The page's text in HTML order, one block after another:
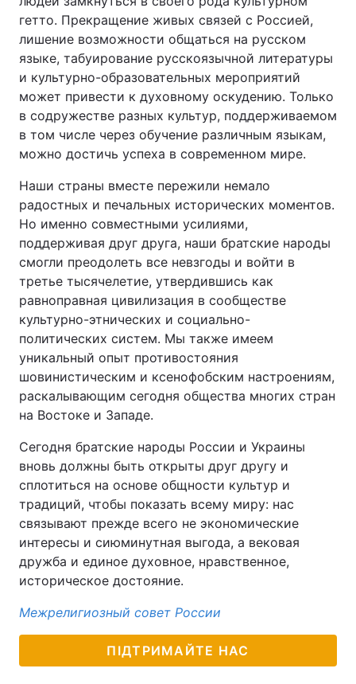
гетто. Прекращение живых связей с Россией,
лишение возможности общаться на русском
языке, табуирование русскоязычной литературы
и культурно-образовательных мероприятий
может привести к духовному оскудению. Только
в содружестве разных культур, поддерживаемом
в том числе через обучение различным языкам,
можно достичь успеха в современном мире.
Наши страны вместе пережили немало
радостных и печальных исторических моментов.
Но именно совместными усилиями,
поддерживая друг друга, наши братские народы
смогли преодолеть все невзгоды и войти в
третье тысячелетие, утвердившись как
равноправная цивилизация в сообществе
культурно-этнических и социально-
политических систем. Мы также имеем
уникальный опыт противостояния
шовинистическим и ксенофобским настроениям,
раскалывающим сегодня общества многих стран
на Востоке и Западе.
Сегодня братские народы России и Украины
вновь должны быть открыты друг другу и
сплотиться на основе общности культур и
традиций, чтобы показать всему миру: нас
связывают прежде всего не экономические
интересы и сиюминутная выгода, а вековая
дружба и единое духовное, нравственное,
историческое достояние.
Межрелигиозный совет России
ПІДТРИМАЙТЕ НАС